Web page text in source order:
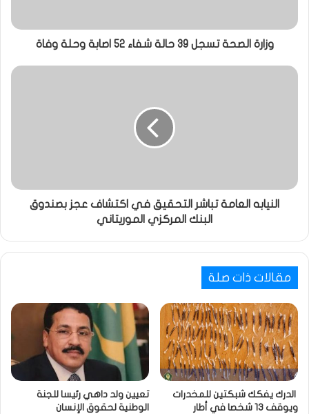
وزارة الصحة تسجل 39 حالة شفاء 52 اصابة وحلة وفاة
النيابه العامة تباشر التحقيق في اكتشاف عجز بصندوق
البنك المركزي الموريتاني
مقالات ذات صلة
الدرك يفكك شبكتين للمخدرات
ويوقف 13 شخصا في أطار
تعيين ولد داهي رئيسا للجنة
الوطنية لحقوق الإنسان